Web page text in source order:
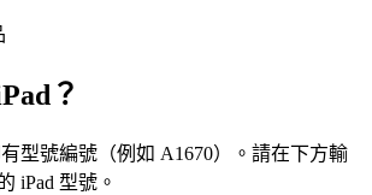
？
型號編號（例如 A1670）。請在下方輸
iPad 型號。